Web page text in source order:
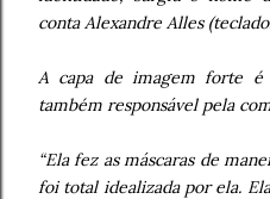
conta Alexandre Alles
A capa de imagem forte é
também responsável pela
“Ela fez as máscaras de
foi total idealizada por ela.